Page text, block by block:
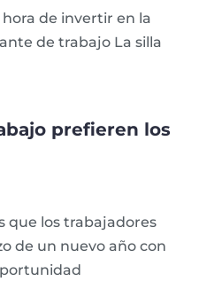
de invertir en la
de trabajo La silla
prefieren los
que los trabajadores
de un nuevo año con